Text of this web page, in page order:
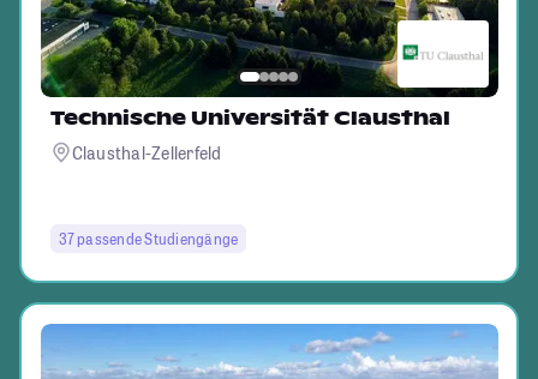
Technische Universität Clausthal
Clausthal-Zellerfeld
37 passende Studiengänge